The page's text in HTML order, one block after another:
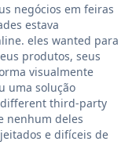
negócios em feiras
estava
eles wanted para
produtos, seus
visualmente
uma solução
third-party
nenhum deles
e difíceis de